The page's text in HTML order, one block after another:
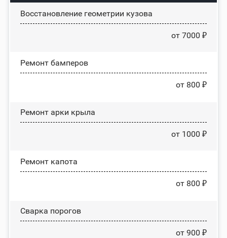
Восстановление геометрии кузова
от 7000 ₽
Ремонт бамперов
от 800 ₽
Ремонт арки крыла
от 1000 ₽
Ремонт капота
от 800 ₽
Сварка порогов
от 900 ₽